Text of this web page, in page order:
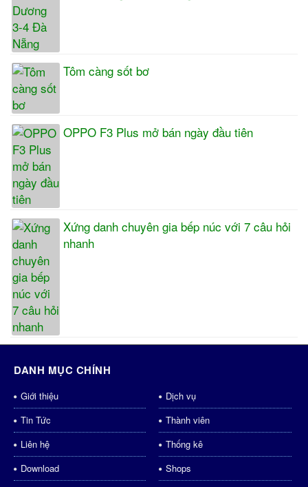
Tôm càng sốt bơ
OPPO F3 Plus mở bán ngày đầu tiên
Xứng danh chuyên gia bếp núc với 7 câu hỏi
nhanh
DANH MỤC CHÍNH
Giới thiệu
Dịch vụ
Tin Tức
Thành viên
Liên hệ
Thống kê
Download
Shops